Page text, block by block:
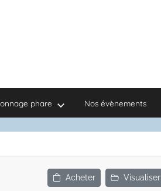
phare Nos évènements
Acheter Visualiser